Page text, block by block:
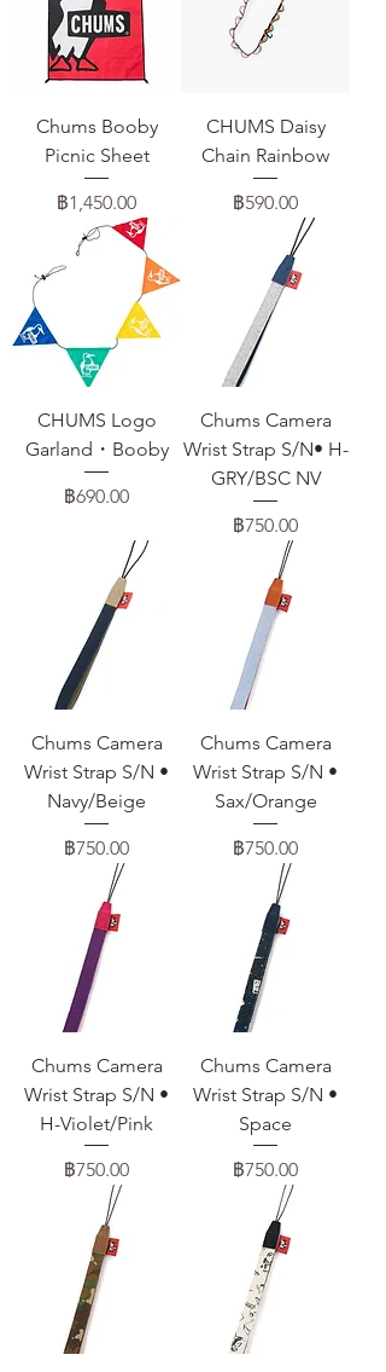
Chums Booby
Picnic Sheet
ราคา
฿1,450.00
CHUMS Daisy
Chain Rainbow
ราคา
฿590.00
CHUMS Logo
Garland・Booby
ราคา
฿690.00
Chums Camera
Wrist Strap S/N• H-
GRY/BSC NV
ราคา
฿750.00
Chums Camera
Wrist Strap S/N •
Navy/Beige
ราคา
฿750.00
Chums Camera
Wrist Strap S/N •
Sax/Orange
ราคา
฿750.00
Chums Camera
Wrist Strap S/N •
H-Violet/Pink
ราคา
฿750.00
Chums Camera
Wrist Strap S/N •
Space
ราคา
฿750.00